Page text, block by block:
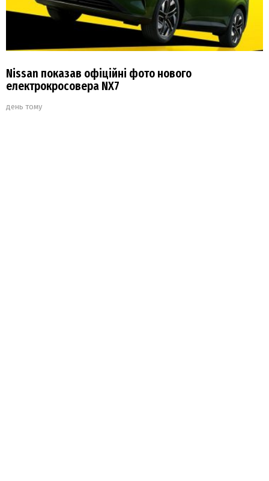
Nissan показав офіційні фото нового
електрокросовера NX7
день тому